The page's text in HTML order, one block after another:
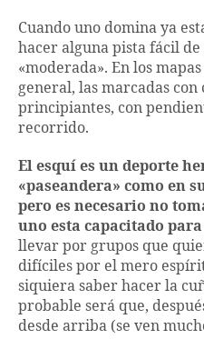
Cuando uno domina ya
hacer alguna pista fácil
«moderada». En los
general, las marcadas
principiantes, con
recorrido.
El esquí es un deporte
«paseandera» como en
pero es necesario no
uno esta capacitado
llevar por grupos que
difíciles por el mero
siquiera saber hacer la
probable será que,
desde arriba (se ven